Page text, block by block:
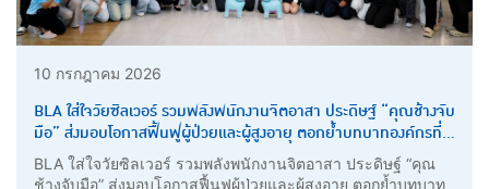
10 กรกฎาคม 2026
BLA ใส่ใจวัยซิลเวอร์ รวมพลังพนักงานจิตอาสา ประดิษฐ์ “คุณช้างจับ
มือ” ส่งมอบโอกาสฟื้นฟูผู้ป่วยและผู้สูงอายุ ตอกย้ำบทบาทองค์กรที่
ใส่ใจสังคมในทุกมิติ
BLA ใส่ใจวัยซิลเวอร์ รวมพลังพนักงานจิตอาสา ประดิษฐ์ “คุณ
ช้างจับมือ” ส่งมอบโอกาสฟื้นฟูผู้ป่วยและผู้สูงอายุ ตอกย้ำบทบาท